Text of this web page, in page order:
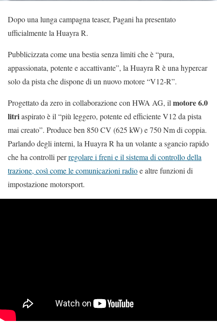
Dopo una lunga campagna teaser, Pagani ha presentato
ufficialmente la Huayra R.
Pubblicizzata come una bestia senza limiti che è “pura,
appassionata, potente e accattivante”, la Huayra R è una hypercar
solo da pista che dispone di un nuovo motore “V12-R”.
Progettato da zero in collaborazione con HWA AG, il motore 6.0
litriaspirato è il “più leggero, potente ed efficiente V12 da pista
mai creato”. Produce ben 850 CV (625 kW) e 750 Nm di coppia.
Parlando degli interni, la Huayra R ha un volante a sgancio rapido
che ha controlli perregolare i freni e il sistema di controllo della
trazione, così come le comunicazioni radioe altre funzioni di
impostazione motorsport.